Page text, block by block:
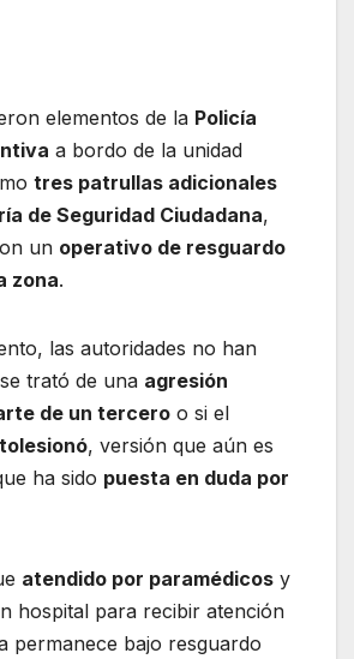
elementos de la Policía
a bordo de la unidad
tres patrullas adicionales
de Seguridad Ciudadana,
un operativo de resguardo
zona.
las autoridades no han
trató de una agresión
de un tercero o si el
, versión que aún es
ha sido puesta en duda por
atendido por paramédicos y
hospital para recibir atención
permanece bajo resguardo